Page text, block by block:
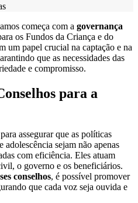
começa com a governança
os Fundos da Criança e do
um papel crucial na captação e na
que as necessidades das
e compromisso.
para a
assegurar que as políticas
sejam não apenas
com eficiência. Eles atuam
o governo e os beneficiários.
conselhos, é possível promover
que cada voz seja ouvida e